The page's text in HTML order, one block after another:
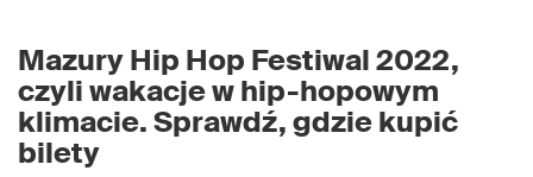
Mazury Hip Hop Festiwal 2022,
czyli wakacje w hip-hopowym
klimacie. Sprawdź, gdzie kupić
bilety